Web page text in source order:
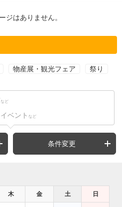
ジはありません。
物産展・観光フェア 祭り
など
ベント など
条件変更
木 金 土 日